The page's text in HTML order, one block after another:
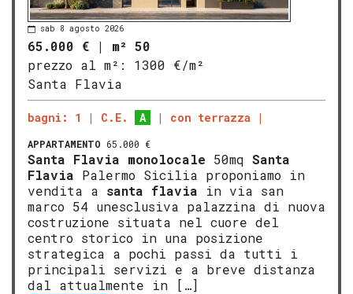
sab 8 agosto 2026
65.000 € | m² 50
prezzo al m²:
1300 €/m²
Santa Flavia
bagni: 1 C.E. A con terrazza
APPARTAMENTO 65.000 €
Santa Flavia monolocale 50mq Santa
Flavia Palermo Sicilia proponiamo in
vendita a santa flavia in via san
marco 54 unesclusiva palazzina di nuova
costruzione situata nel cuore del
centro storico in una posizione
strategica a pochi passi da tutti i
principali servizi e a breve distanza
dal attualmente in […]